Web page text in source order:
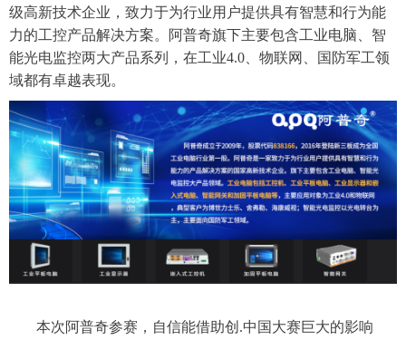
级高新技术企业，致力于为行业用户提供具有智慧和行为能
力的工控产品解决方案。阿普奇旗下主要包含工业电脑、智
能光电监控两大产品系列，在工业4.0、物联网、国防军工领
域都有卓越表现。
本次阿普奇参赛，自信能借助创 .中国大赛巨大的影响